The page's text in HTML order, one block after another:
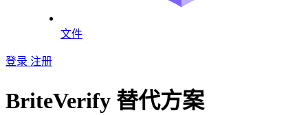
文件
登录 注册
BriteVerify 替代方案